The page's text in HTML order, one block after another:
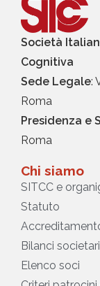
Società
Cognitiva
Sede Legale:
Roma
Presidenza e
Roma
Chi siamo
SITCC e
Statuto
Bilanci societari
Elenco soci